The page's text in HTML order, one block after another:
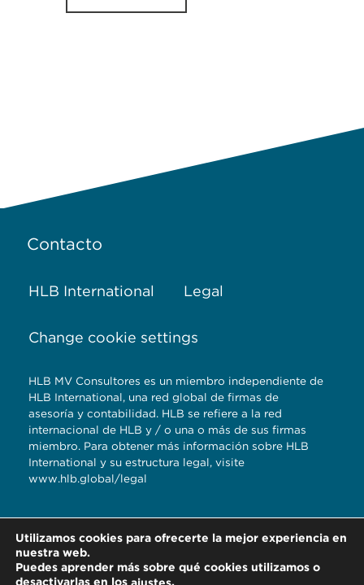
Contacto
HLB International Legal
Change cookie settings
HLB MV Consultores es un miembro independiente de
HLB International, una red global de firmas de
asesoría y contabilidad. HLB se refiere a la red
internacional de HLB y / o una o más de sus firmas
miembro. Para obtener más información sobre HLB
International y su estructura legal, visite
www.hlb.global/legal
piso Reserva
Territorial Atlixcayotl,
Utilizamos cookies para ofrecerte la mejor experiencia en
nuestra web.
Puedes aprender más sobre qué cookies utilizamos o
desactivarlas en los
.